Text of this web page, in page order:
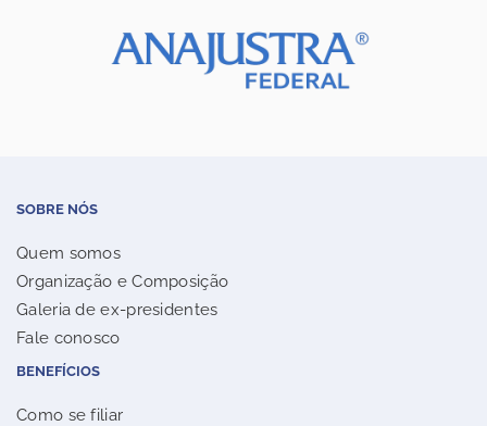
SOBRE NÓS
Quem somos
Organização e Composição
Galeria de ex-presidentes
Fale conosco
BENEFÍCIOS
Como se filiar